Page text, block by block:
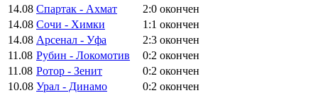
14.08 Спартак - Ахмат 2:0 окончен
14.08 Сочи - Химки 1:1 окончен
14.08 Арсенал - Уфа 2:3 окончен
11.08 Рубин - Локомотив 0:2 окончен
11.08 Ротор - Зенит 0:2 окончен
10.08 Урал - Динамо 0:2 окончен